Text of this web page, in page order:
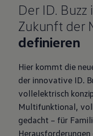
Der ID. Buzz
Zukunft der
definieren
Hier kommt die
der innovative ID.
vollelektrisch
Multifunktional,
gedacht – für